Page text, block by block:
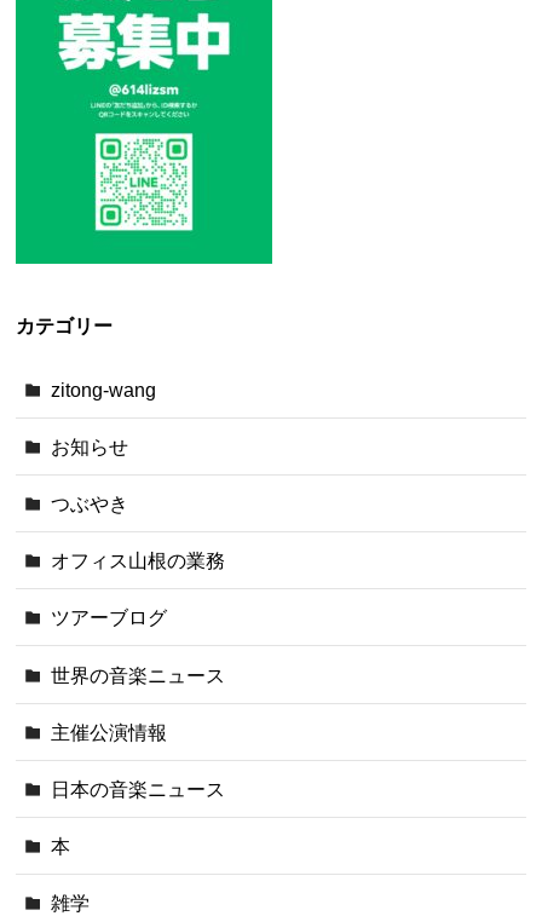
カテゴリー
zitong-wang
お知らせ
つぶやき
オフィス山根の業務
ツアーブログ
世界の音楽ニュース
主催公演情報
日本の音楽ニュース
本
雑学